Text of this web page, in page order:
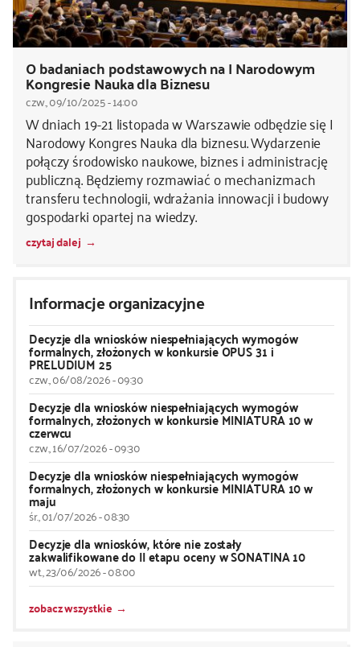
O badaniach podstawowych na I Narodowym
Kongresie Nauka dla Biznesu
czw., 09/10/2025 - 14:00
W dniach 19-21 listopada w Warszawie odbędzie się I
Narodowy Kongres Nauka dla biznesu. Wydarzenie
połączy środowisko naukowe, biznes i administrację
publiczną. Będziemy rozmawiać o mechanizmach
transferu technologii, wdrażania innowacji i budowy
gospodarki opartej na wiedzy.
czytaj dalej
Informacje organizacyjne
Decyzje dla wniosków niespełniających wymogów
formalnych, złożonych w konkursie OPUS 31 i
PRELUDIUM 25
czw., 06/08/2026 - 09:30
Decyzje dla wniosków niespełniających wymogów
formalnych, złożonych w konkursie MINIATURA 10 w
czerwcu
czw., 16/07/2026 - 09:30
Decyzje dla wniosków niespełniających wymogów
formalnych, złożonych w konkursie MINIATURA 10 w
maju
śr., 01/07/2026 - 08:30
Decyzje dla wniosków, które nie zostały
zakwalifikowane do II etapu oceny w SONATINA 10
wt., 23/06/2026 - 08:00
zobacz wszystkie